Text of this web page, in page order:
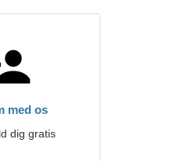
med os
dig gratis